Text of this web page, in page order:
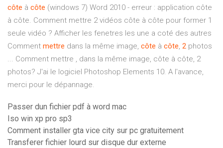
côte à côte (windows 7) Word 2010 - erreur : application côte
à côte. Comment mettre 2 vidéos côte à côte pour former 1
seule vidéo ? Afficher les fenetres les une a coté des autres
Comment mettre dans la même image, côte à côte, 2 photos
... Comment mettre , dans la même image, côte à côte, 2
photos? J'ai le logiciel Photoshop Elements 10. A l'avance,
merci pour le dépannage.
Passer dun fichier pdf à word mac
Iso win xp pro sp3
Comment installer gta vice city sur pc gratuitement
Transferer fichier lourd sur disque dur externe